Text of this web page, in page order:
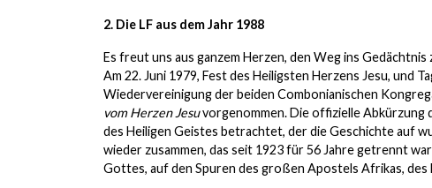
2. Die LF aus dem Jahr 1988
Es freut uns aus ganzem Herzen, den Weg ins
Am 22. Juni 1979, Fest des Heiligsten Herzens Jesu, und
Wiedervereinigung der beiden Combonianischen
vom Herzen Jesuvorgenommen. Die offizielle Abkürzung
des Heiligen Geistes betrachtet, der die Geschichte auf
wieder zusammen, das seit 1923 für 56 Jahre getrennt
Gottes, auf den Spuren des großen Apostels Afrikas, des